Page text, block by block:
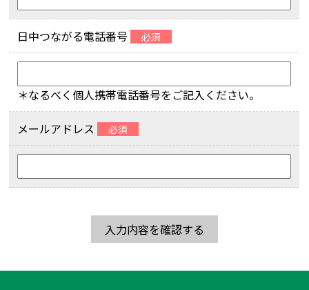
日中つながる電話番号 必須
＊なるべく個人携帯電話番号をご記入ください。
メールアドレス 必須